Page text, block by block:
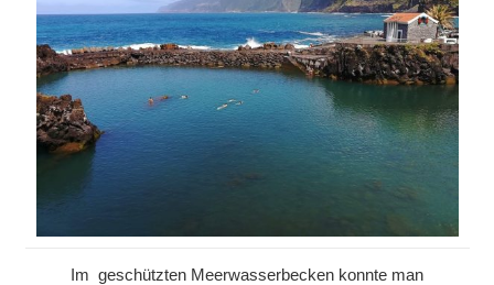
Im geschützten Meerwasserbecken konnte man